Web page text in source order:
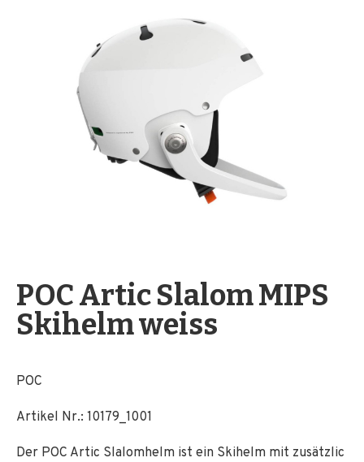
der
Bildergalerie
springen
POC Artic Slalom MIPS
Skihelm weiss
POC
Artikel Nr.: 10179_1001
Der POC Artic Slalomhelm ist ein Skihelm mit zusätzlic